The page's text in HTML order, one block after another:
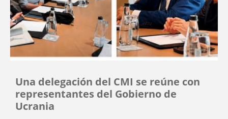
Una delegación del CMI se reúne con
representantes del Gobierno de
Ucrania